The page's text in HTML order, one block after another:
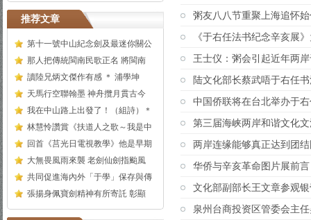
推荐文章
第十一號中山紀念劍及最迷你關公
那人把傳統閩南民歌正名 將閩南
讀陸兄炳文傑作有感 ＊ 浦學坤
天馬行空聯翰墨 神舟攬月貫古今
我在中山路上出發了！（組詩）＊
林慧怜讚賞《扶道人之歌～我是中
回首《莒光日電視教學》他是早期
大無畏風雨來襲 老劍仙劍指颱風
共同促進海內外「于學」保存與傳
張揚身佩寶劍精神有所寄託 彰顯
粥友八八节重聚上海追怀
《于右任法书纪念辛亥展
王士仪：粥会引起近年两
陆文化部长蔡武唔于右任
中国侨联将在台北举办于
第三届海峡两岸和谐文化
两岸连缘能够真正达到团
华侨与辛亥革命图片展前
文化部副部长王文章参观
泉州台商投资区管委会主